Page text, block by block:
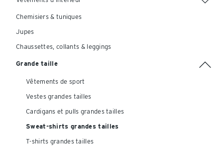
Chemisiers & tuniques
Jupes
Chaussettes, collants & leggings
Grande taille
Vêtements de sport
Vestes grandes tailles
Cardigans et pulls grandes tailles
Sweat-shirts grandes tailles
T-shirts grandes tailles